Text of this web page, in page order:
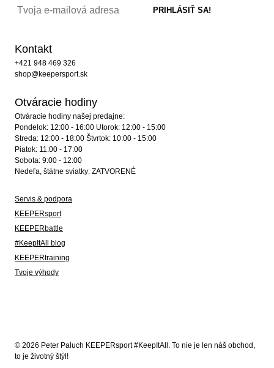
Kontakt
+421 948 469 326
shop@keepersport.sk
Otváracie hodiny
Otváracie hodiny našej predajne:
Pondelok: 12:00 - 16:00 Utorok: 12:00 - 15:00
Streda: 12:00 - 18:00 Štvrtok: 10:00 - 15:00
Piatok: 11:00 - 17:00
Sobota: 9:00 - 12:00
Nedeľa, štátne sviatky: ZATVORENÉ
Servis & podpora
KEEPERsport
KEEPERbattle
#KeepItAll blog
KEEPERtraining
Tvoje výhody
© 2026 Peter Paluch KEEPERsport #KeepItAll. To nie je len náš obchod,
to je životný štýl!